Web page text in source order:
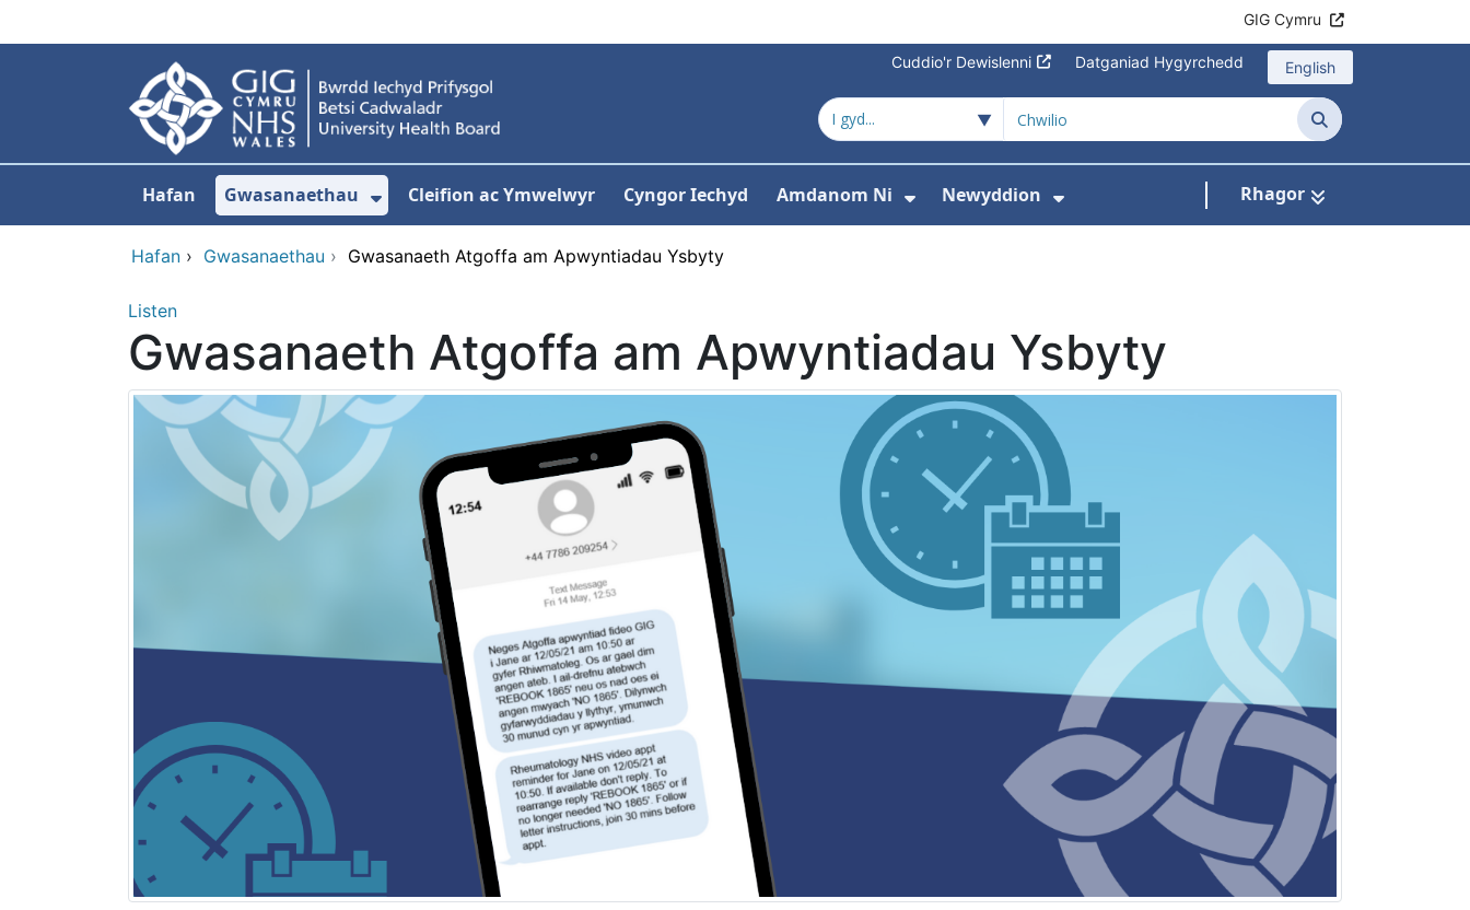
GIG Cymru
Cuddio'r Dewislenni Datganiad Hygyrchedd English
Chwilio
Hafan Gwasanaethau
Dangos isddewislen ar gyfer Gwasanaethau
Cleifion ac Ymwelwyr Cyngor Iechyd Amdanom Ni Newyddion Rhagor
Hafan › Gwasanaethau › Gwasanaeth Atgoffa am Apwyntiadau Ysbyty
Listen
Gwasanaeth Atgoffa am Apwyntiadau Ysbyty